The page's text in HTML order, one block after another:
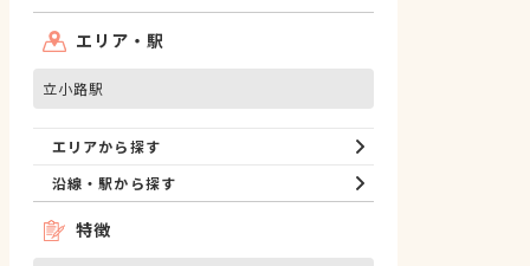
エリア・駅
立小路駅
エリアから探す
沿線・駅から探す
特徴